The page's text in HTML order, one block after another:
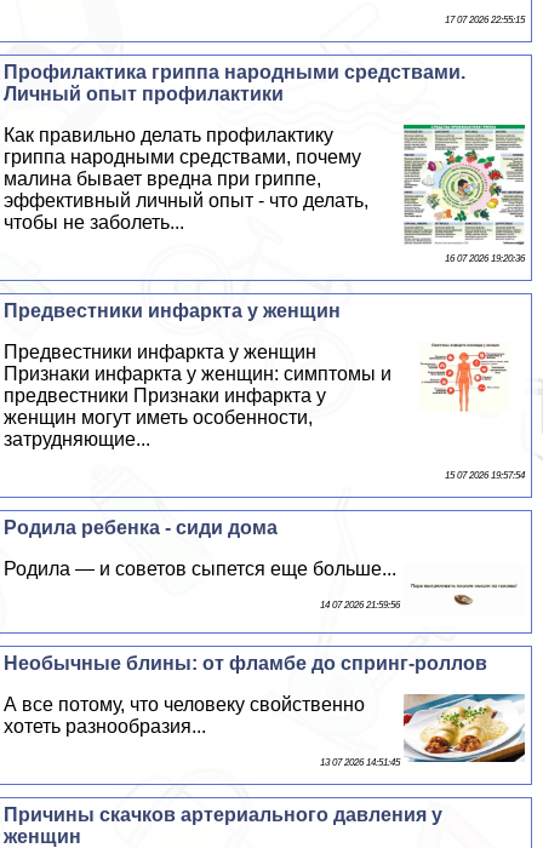
17 07 2026 22:55:15
Профилактика гриппа народными средствами.
Личный опыт профилактики
Как правильно делать профилактику
гриппа народными средствами, почему
малина бывает вредна при гриппе,
эффективный личный опыт - что делать,
чтобы не заболеть...
16 07 2026 19:20:36
Предвестники инфаркта у женщин
Предвестники инфаркта у женщин
Признаки инфаркта у женщин: симптомы и
предвестники Признаки инфаркта у
женщин могут иметь особенности,
затрудняющие...
15 07 2026 19:57:54
Родила ребенка - сиди дома
Родила — и советов сыпется еще больше...
14 07 2026 21:59:56
Необычные блины: от фламбе до спринг-роллов
А все потому, что человеку свойственно
хотеть разнообразия...
13 07 2026 14:51:45
Причины скачков артериального давления у
женщин